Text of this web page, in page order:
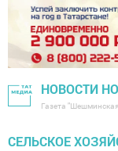
НОВОСТИ
Газета
СЕЛЬСКОЕ